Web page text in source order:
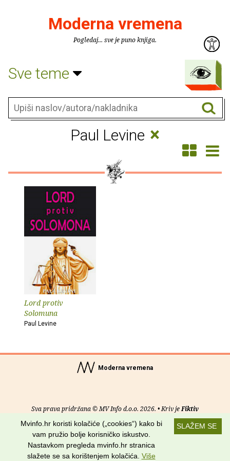
Moderna vremena
Pogledaj... sve je puno knjiga.
Sve teme
Paul Levine ×
Lord protiv
Solomuna
Paul Levine
Moderna vremena
Sva prava pridržana © MV Info d.o.o. 2026. • Kriv jeFiktiv
Uvjeti korištenja RSS kanali
Potraži nas na:
SLAŽEM SE
Mvinfo.hr koristi kolačiće („cookies“) kako bi
vam pružio bolje korisničko iskustvo.
Nastavkom pregleda mvinfo.hr stranica
slažete se sa korištenjem kolačića. Više